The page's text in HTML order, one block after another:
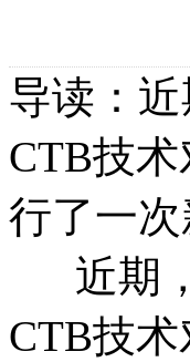
导读：
CTB技
行了一
近期，
CTB技